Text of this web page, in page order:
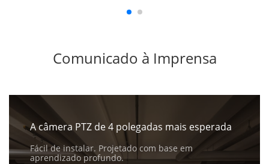
Comunicado à Imprensa
A câmera PTZ de 4 polegadas mais esperada
Fácil de instalar. Projetado com base em
aprendizado profundo.